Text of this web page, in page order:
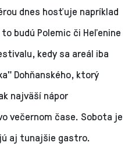
dnes hosťuje napríklad
budú Polemic či Heľenine
kedy sa areál iba
Dohňanského, ktorý
najväší nápor
večernom čase. Sobota je
aj tunajšie gastro.